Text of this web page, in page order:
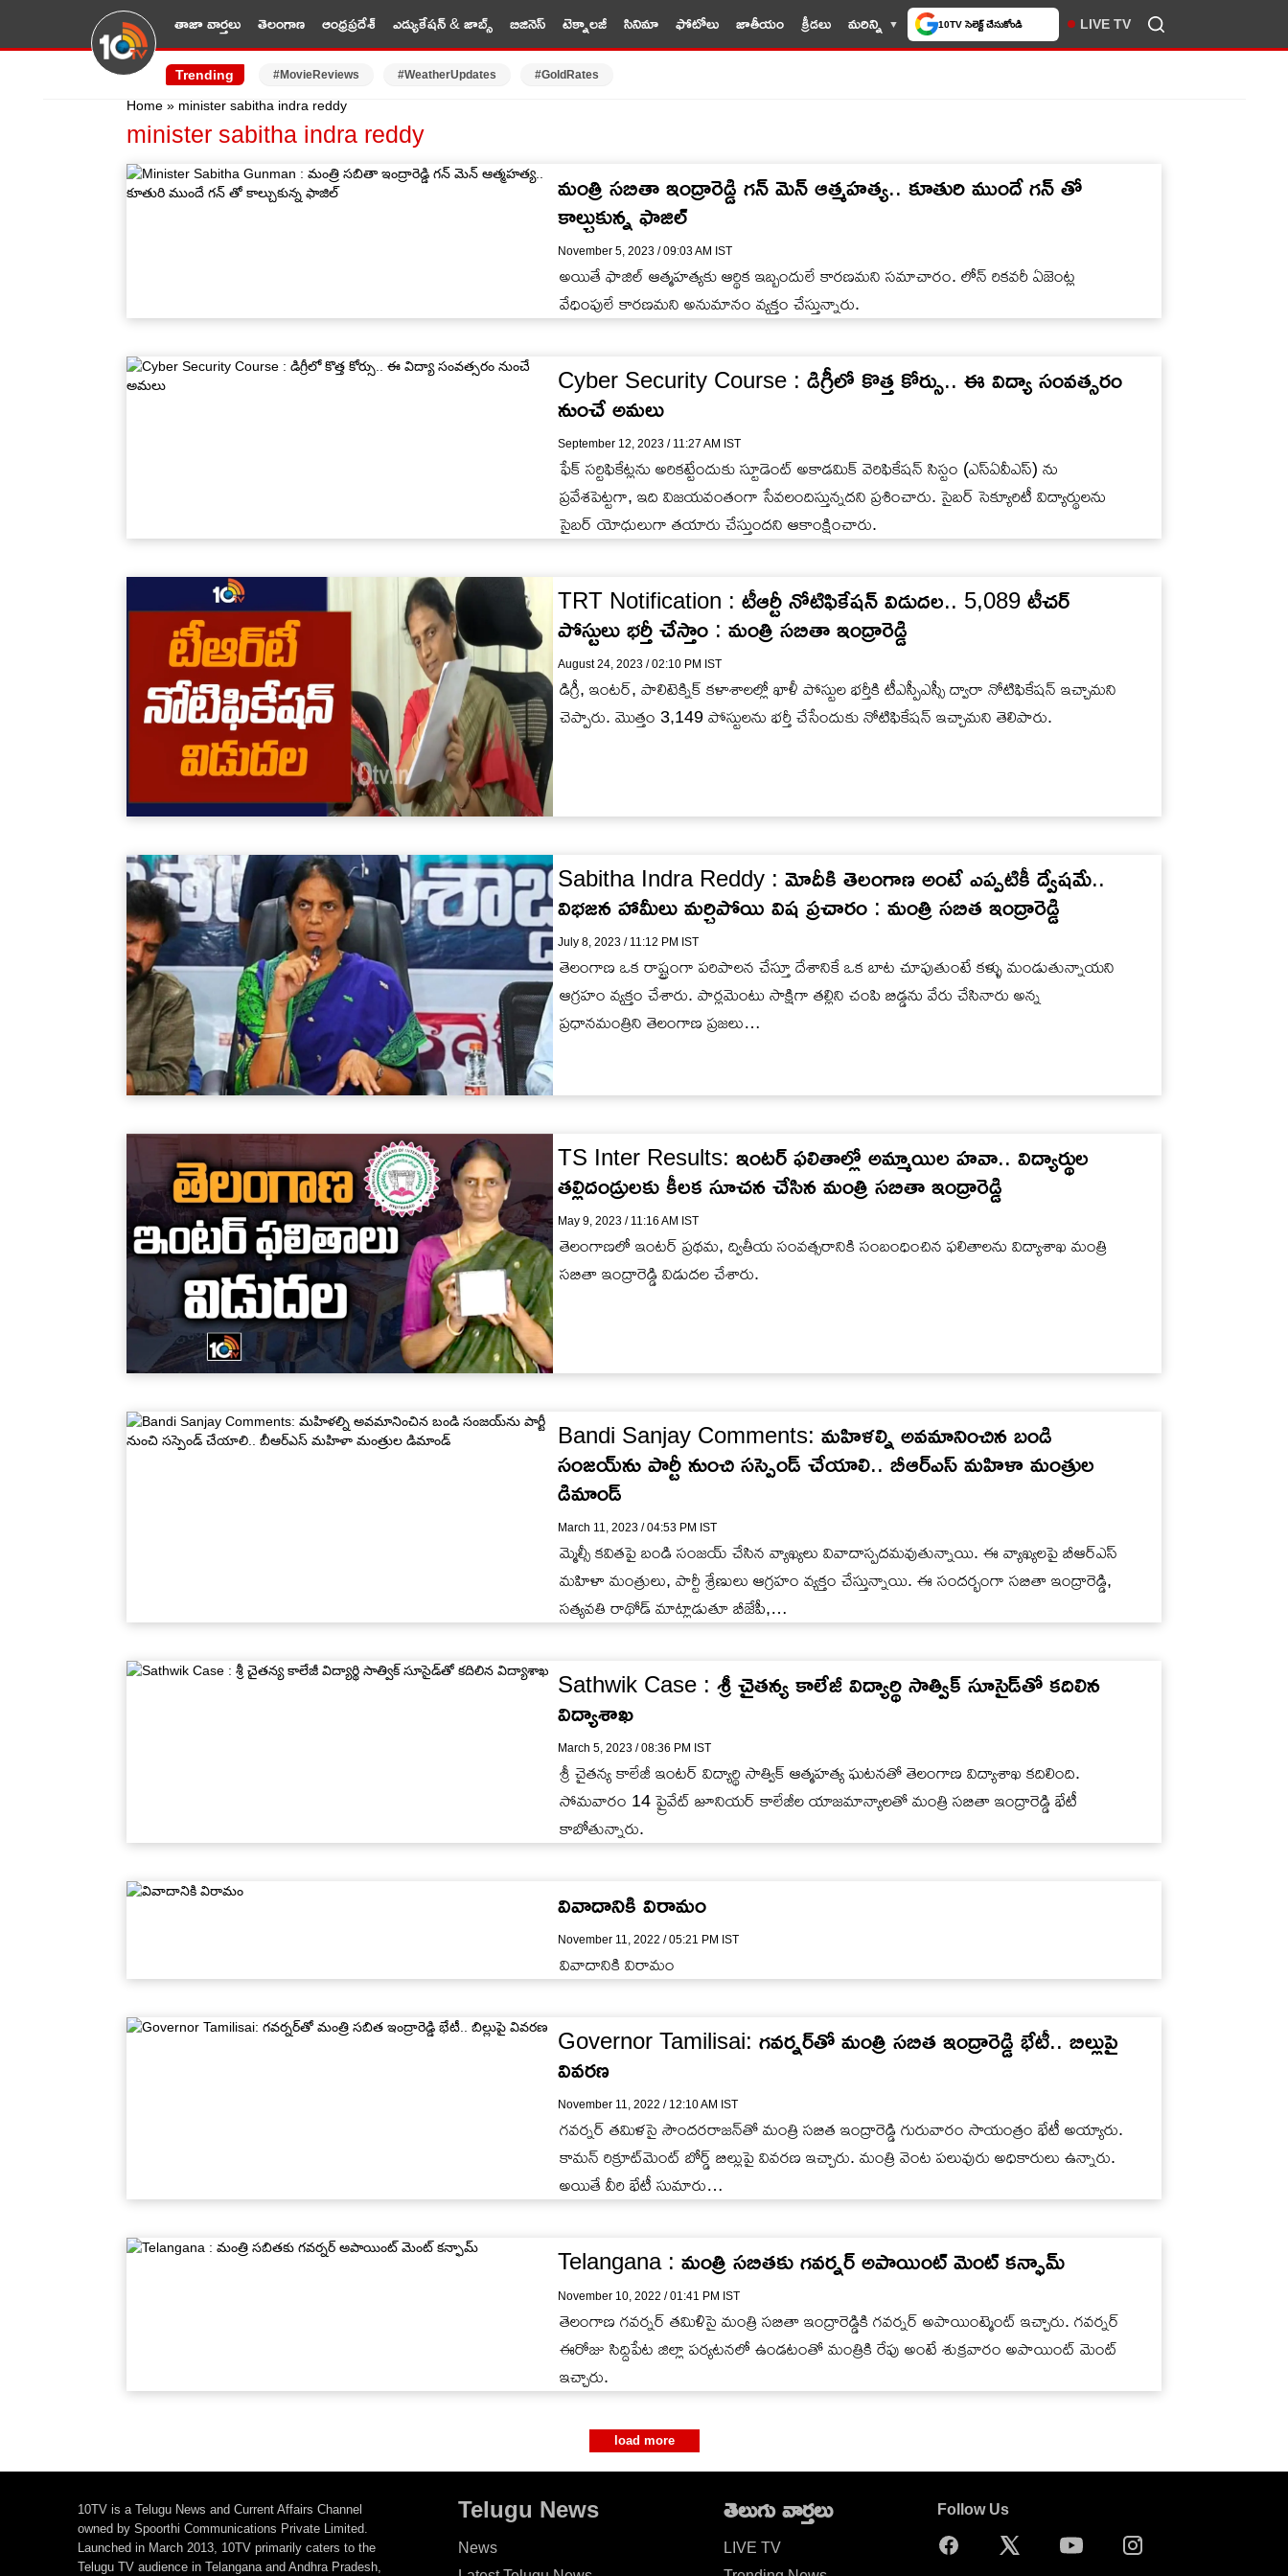
తాజా వార్తలు తెలంగాణ ఆంధ్రప్రదేశ్ ఎడ్యుకేషన్ & జాబ్స్ బిజినెస్ టెక్నాలజీ సినిమా ఫోటోలు జాతీయం క్రీడలు మరిన్ని 10TV సెలెక్ట్ చేసుకోండి LIVE TV
Trending #MovieReviews #WeatherUpdates #GoldRates
Home » minister sabitha indra reddy
minister sabitha indra reddy
మంత్రి సబితా ఇంద్రారెడ్డి గన్ మెన్ ఆత్మహత్య.. కూతురి ముందే గన్ తో
కాల్చుకున్న ఫాజిల్
November 5, 2023 / 09:03 AM IST
అయితే ఫాజిల్ ఆత్మహత్యకు ఆర్థిక ఇబ్బందులే కారణమని సమాచారం. లోన్ రికవరీ ఏజెంట్ల
వేధింపులే కారణమని అనుమానం వ్యక్తం చేస్తున్నారు.
Cyber Security Course : డిగ్రీలో కొత్త కోర్సు.. ఈ విద్యా సంవత్సరం
నుంచే అమలు
September 12, 2023 / 11:27 AM IST
ఫేక్ సర్టిఫికేట్లను అరికట్టేందుకు స్టూడెంట్ అకాడమిక్ వెరిఫికేషన్ సిస్టం (ఎస్ఏవీఎస్) ను
ప్రవేశపెట్టగా, ఇది విజయవంతంగా సేవలందిస్తున్నదని ప్రశించారు. సైబర్ సెక్యూరిటీ విద్యార్థులను
సైబర్ యోధులుగా తయారు చేస్తుందని ఆకాంక్షించారు.
TRT Notification : టీఆర్టీ నోటిఫికేషన్ విడుదల.. 5,089 టీచర్
పోస్టులు భర్తీ చేస్తాం : మంత్రి సబితా ఇంద్రారెడ్డి
August 24, 2023 / 02:10 PM IST
డిగ్రీ, ఇంటర్, పాలిటెక్నిక్ కళాశాలల్లో ఖాళీ పోస్టుల భర్తీకి టీఎస్పీఎస్సీ ద్వారా నోటిఫికేషన్ ఇచ్చామని
చెప్పారు. మొత్తం 3,149 పోస్టులను భర్తీ చేసేందుకు నోటిఫికేషన్ ఇచ్చామని తెలిపారు.
Sabitha Indra Reddy : మోదీకి తెలంగాణ అంటే ఎప్పటికీ ద్వేషమే..
విభజన హామీలు మర్చిపోయి విష ప్రచారం : మంత్రి సబిత ఇంద్రారెడ్డి
July 8, 2023 / 11:12 PM IST
తెలంగాణ ఒక రాష్ట్రంగా పరిపాలన చేస్తూ దేశానికే ఒక బాట చూపుతుంటే కళ్ళు మండుతున్నాయని
ఆగ్రహం వ్యక్తం చేశారు. పార్లమెంటు సాక్షిగా తల్లిని చంపి బిడ్డను వేరు చేసినారు అన్న
ప్రధానమంత్రిని తెలంగాణ ప్రజలు…
TS Inter Results: ఇంటర్ ఫలితాల్లో అమ్మాయిల హవా.. విద్యార్థుల
తల్లిదండ్రులకు కీలక సూచన చేసిన మంత్రి సబితా ఇంద్రారెడ్డి
May 9, 2023 / 11:16 AM IST
తెలంగాణలో ఇంటర్ ప్రథమ, ద్వితీయ సంవత్సరానికి సంబంధించిన ఫలితాలను విద్యాశాఖ మంత్రి
సబితా ఇంద్రారెడ్డి విడుదల చేశారు.
Bandi Sanjay Comments: మహిళల్ని అవమానించిన బండి
సంజయ్‌ను పార్టీ నుంచి సస్పెండ్ చేయాలి.. బీఆర్ఎస్ మహిళా మంత్రుల
డిమాండ్
March 11, 2023 / 04:53 PM IST
మ్మెల్సీ కవితపై బండి సంజయ్ చేసిన వ్యాఖ్యలు వివాదాస్పదమవుతున్నాయి. ఈ వ్యాఖ్యలపై బీఆర్ఎస్
మహిళా మంత్రులు, పార్టీ శ్రేణులు ఆగ్రహం వ్యక్తం చేస్తున్నాయి. ఈ సందర్భంగా సబితా ఇంద్రారెడ్డి,
సత్యవతి రాథోడ్ మాట్లాడుతూ బీజేపీ,…
Sathwik Case : శ్రీ చైతన్య కాలేజీ విద్యార్థి సాత్విక్ సూసైడ్‌తో కదిలిన
విద్యాశాఖ
March 5, 2023 / 08:36 PM IST
శ్రీ చైతన్య కాలేజీ ఇంటర్ విద్యార్థి సాత్విక్ ఆత్మహత్య ఘటనతో తెలంగాణ విద్యాశాఖ కదిలింది.
సోమవారం 14 ప్రైవేట్ జూనియర్ కాలేజీల యాజమాన్యాలతో మంత్రి సబితా ఇంద్రారెడ్డి భేటీ
కాబోతున్నారు.
వివాదానికి విరామం
November 11, 2022 / 05:21 PM IST
వివాదానికి విరామం
Governor Tamilisai: గవర్నర్‌తో మంత్రి సబిత ఇంద్రారెడ్డి భేటీ.. బిల్లుపై
వివరణ
November 11, 2022 / 12:10 AM IST
గవర్నర్‌ తమిళసై సౌందరరాజన్‌తో మంత్రి సబిత ఇంద్రారెడ్డి గురువారం సాయంత్రం భేటీ అయ్యారు.
కామన్ రిక్రూట్‌మెంట్ బోర్డ్ బిల్లుపై వివరణ ఇచ్చారు. మంత్రి వెంట పలువురు అధికారులు ఉన్నారు.
అయితే వీరి భేటీ సుమారు…
Telangana : మంత్రి సబితకు గవర్నర్ అపాయింట్ మెంట్ కన్ఫామ్
November 10, 2022 / 01:41 PM IST
తెలంగాణ గవర్నర్ తమిళిసై మంత్రి సబితా ఇంద్రారెడ్డికి గవర్నర్ అపాయింట్మెంట్ ఇచ్చారు. గవర్నర్
ఈరోజు సిద్దిపేట జిల్లా పర్యటనలో ఉండటంతో మంత్రికి రేపు అంటే శుక్రవారం అపాయింట్ మెంట్
ఇచ్చారు.
load more
10TV is a Telugu News and Current Affairs Channel
owned by Spoorthi Communications Private Limited.
Launched in March 2013, 10TV primarily caters to the
Telugu TV audience in Telangana and Andhra Pradesh,
Telugu News
News
తెలుగు వార్తలు
LIVE TV
Follow Us